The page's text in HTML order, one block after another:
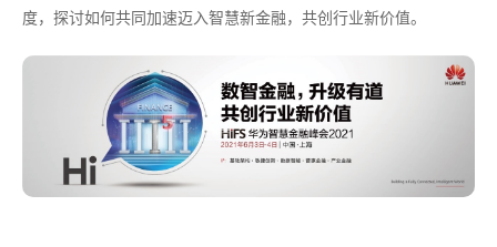
度，探讨如何共同加速迈入智慧新金融，共创行业新价值。